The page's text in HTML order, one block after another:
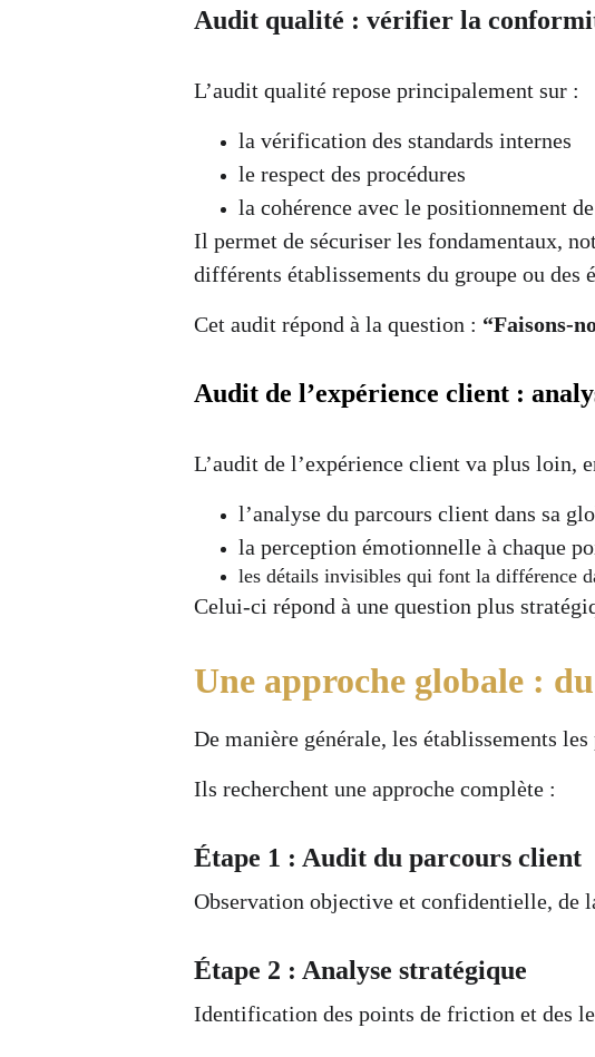
Audit qualité : vérifier la
L’audit qualité repose principalement sur :
la vérification des standards internes
le respect des procédures
la cohérence avec le positionnement
Il permet de sécuriser les fondamentaux,
différents établissements du groupe ou des
Cet audit répond à la question : “Faisons-
Audit de l’expérience client :
L’audit de l’expérience client va plus loin,
l’analyse du parcours client dans sa
la perception émotionnelle à chaque
les détails invisibles qui font la différence
Celui-ci répond à une question plus
Une approche globale :
De manière générale, les établissements
Ils recherchent une approche complète :
Étape 1 : Audit du parcours client
Observation objective et confidentielle, de
Étape 2 : Analyse stratégique
Identification des points de friction et des